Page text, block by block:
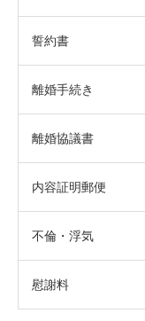
誓約書
離婚手続き
離婚協議書
内容証明郵便
不倫・浮気
慰謝料